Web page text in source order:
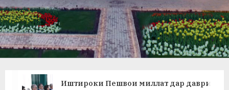
в
л
а
т
и
Иштироки Пешвои миллат дар даври